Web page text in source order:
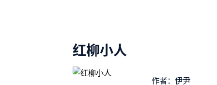
红柳小人
作者：伊尹